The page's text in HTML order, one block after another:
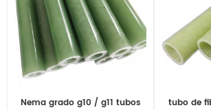
Nema grado g10 / g11 tubos
tubo de